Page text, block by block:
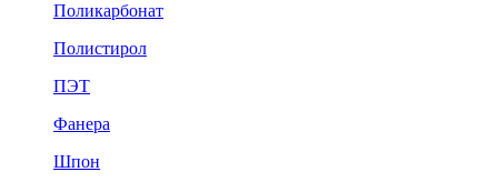
Поликарбонат
Полистирол
ПЭТ
Фанера
Шпон